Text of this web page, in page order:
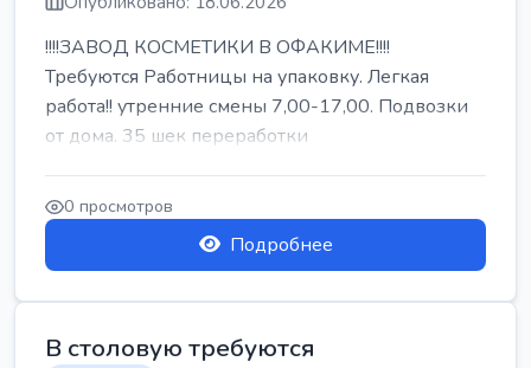
!!!!ЗАВОД КОСМЕТИКИ В ОФАКИМЕ!!!!
Требуются Работницы на упаковку. Легкая
работа!! утренние смены 7,00-17,00. Подвозки
от дома. 35 шек переработки
0 просмотров
Подробнее
В столовую требуются